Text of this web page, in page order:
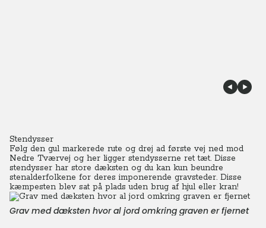
Stendysser
Følg den gul markerede rute og drej ad første vej ned mod
Nedre Tværvej og her ligger stendysserne ret tæt. Disse
stendysser har store dæksten og du kan kun beundre
stenalderfolkene for deres imponerende gravsteder. Disse
kæmpesten blev sat på plads uden brug af hjul eller kran!
Grav med dæksten hvor al jord omkring graven er fjernet